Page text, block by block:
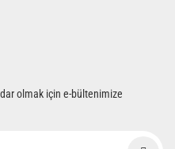
olmak için e-bültenimize